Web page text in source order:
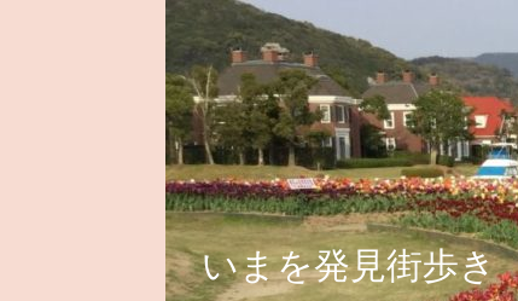
いまを発見街歩き